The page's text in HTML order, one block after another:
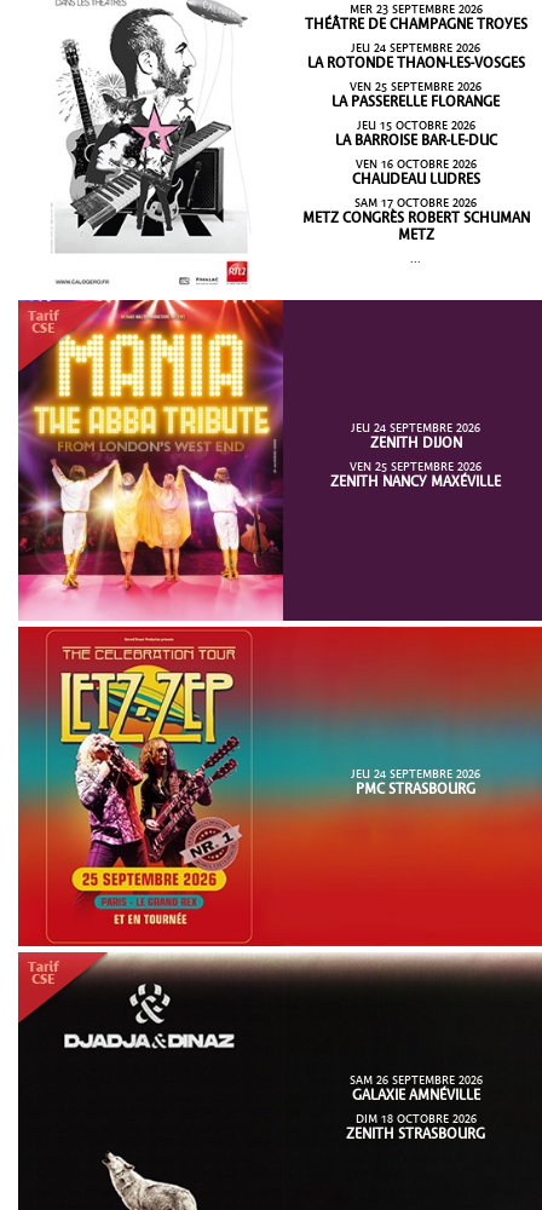
MER 23 SEPTEMBRE 2026
THÉÂTRE DE CHAMPAGNE TROYES
JEU 24 SEPTEMBRE 2026
LA ROTONDE THAON-LES-VOSGES
VEN 25 SEPTEMBRE 2026
LA PASSERELLE FLORANGE
JEU 15 OCTOBRE 2026
LA BARROISE BAR-LE-DUC
VEN 16 OCTOBRE 2026
CHAUDEAU LUDRES
SAM 17 OCTOBRE 2026
METZ CONGRÈS ROBERT SCHUMAN
METZ
JEU 24 SEPTEMBRE 2026
ZENITH DIJON
VEN 25 SEPTEMBRE 2026
ZENITH NANCY MAXÉVILLE
JEU 24 SEPTEMBRE 2026
PMC STRASBOURG
SAM 26 SEPTEMBRE 2026
GALAXIE AMNÉVILLE
DIM 18 OCTOBRE 2026
ZENITH STRASBOURG